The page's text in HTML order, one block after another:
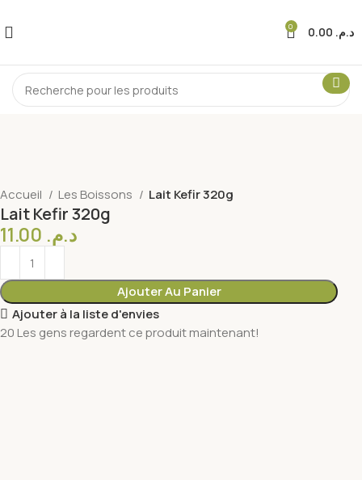
0 د.م.
Accueil Les Boissons Lait Kefir 320g
Lait Kefir 320g
د.م.
Ajouter Au Panier
Ajouter à la liste d'envies
20 Les gens regardent ce produit maintenant!